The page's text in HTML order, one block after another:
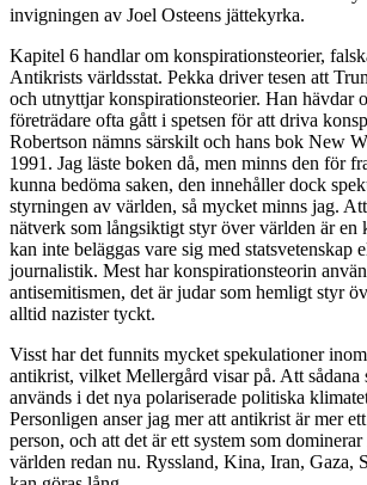
invigningen av Joel Osteens jättekyrka.
Kapitel 6 handlar om konspirationsteorier,
Antikrists världsstat. Pekka driver tesen att
och utnyttjar konspirationsteorier. Han hävdar
företrädare ofta gått i spetsen för att driva
Robertson nämns särskilt och hans bok New
1991. Jag läste boken då, men minns den för
kunna bedöma saken, den innehåller dock
styrningen av världen, så mycket minns jag.
nätverk som långsiktigt styr över världen är en
kan inte beläggas vare sig med statsvetenskap
journalistik. Mest har konspirationsteorin
antisemitismen, det är judar som hemligt styr
alltid nazister tyckt.
Visst har det funnits mycket spekulationer
antikrist, vilket Mellergård visar på. Att sådana
används i det nya polariserade politiska
Personligen anser jag mer att antikrist är mer
person, och att det är ett system som
världen redan nu. Ryssland, Kina, Iran, Gaza,